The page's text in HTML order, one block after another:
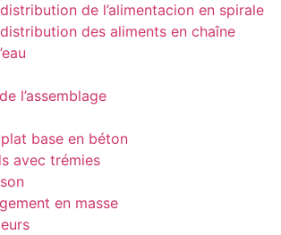
de l’alimentacion en spirale
des aliments en chaîne
l’assemblage
base en béton
avec trémies
en masse